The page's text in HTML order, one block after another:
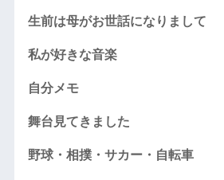
生前は母がお世話になりまして
私が好きな音楽
自分メモ
舞台見てきました
野球・相撲・サカー・自転車